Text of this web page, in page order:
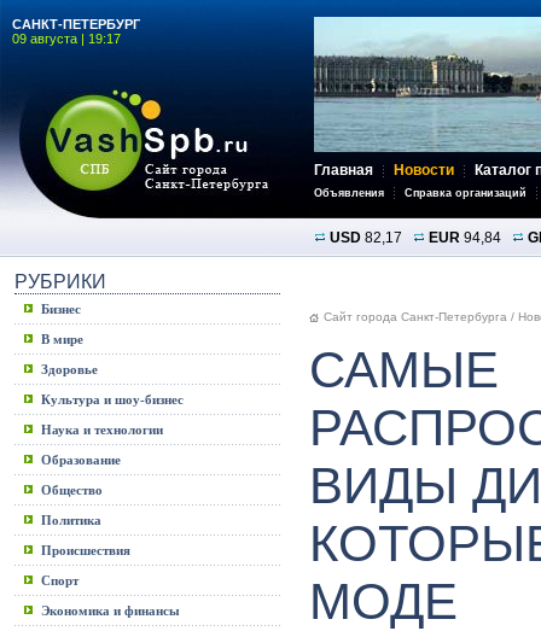
САНКТ-ПЕТЕРБУРГ
09 августа | 19:17
Главная Новости Каталог
Объявления Справка организаций
USD 82,17 EUR 94,84
РУБРИКИ
Бизнес
В мире
Здоровье
Культура и шоу-бизнес
Наука и технологии
Образование
Общество
Политика
Происшествия
Спорт
Экономика и финансы
Сайт города Санкт-Петербурга /
САМЫЕ
ВИДЫ
МОДЕ